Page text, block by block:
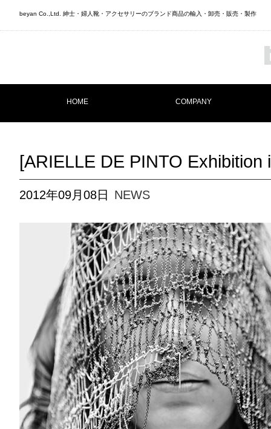
beyan Co.,Ltd. 紳士・婦人靴・アクセサリーのブランド商品の輸入・卸売・販売・製作
HOME COMPANY
[ARIELLE DE PINTO Exhibition
2012年09月08日 NEWS